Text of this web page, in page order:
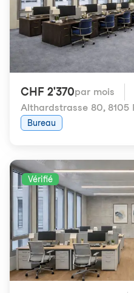
CHF 2'370par mois
Althardstrasse 80, 8105
Bureau
Vérifié